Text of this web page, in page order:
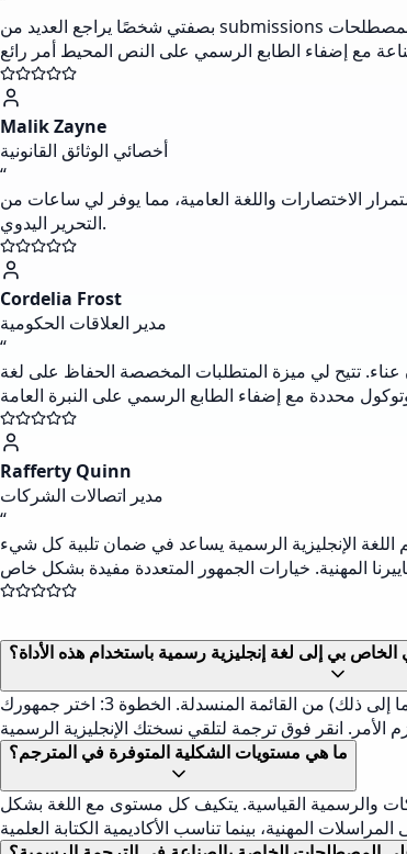
بصفتي شخصًا يراجع العديد من submissions الطلابية، فإن هذه الأداة لا تقدر بثمن. إنها تساعدني في تحويل الملاحظات البحثية غير الرسمية بسرعة إلى لغة مناسبة أكاديميًا. القدرة على الحفاظ على المصطلحات
Malik Zayne
أخصائي الوثائق القانونية
“
الاختصارات واللغة العامية، مما يوفر لي ساعات من
التحرير اليدوي.
Cordelia Frost
مدير العلاقات الحكومية
“
عناء. تتيح لي ميزة المتطلبات المخصصة الحفاظ على لغة
Rafferty Quinn
مدير اتصالات الشركات
“
اللغة الإنجليزية الرسمية يساعد في ضمان تلبية كل شيء
بي إلى لغة إنجليزية رسمية باستخدام هذه الأداة؟
الخطوة 1: الصق النص غير الرسمي في مربع الإدخال المسمى 'النص الأصلي'. الخطوة 2: حدد مستوى الشكلية المطلوب (الأعمال المهنية والأكاديمية وما إلى ذلك) من القائمة المنسدلة. الخطوة 3: اختر جمهورك
ما هي مستويات الشكلية المتوفرة في المترجم؟
والرسمية القياسية. يتكيف كل مستوى مع اللغة بشكل